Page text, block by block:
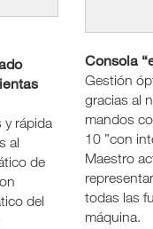
y rápida
al
de
del
Consola
Gestión
gracias al
mandos
10 ”con
Maestro
todas las
máquina.